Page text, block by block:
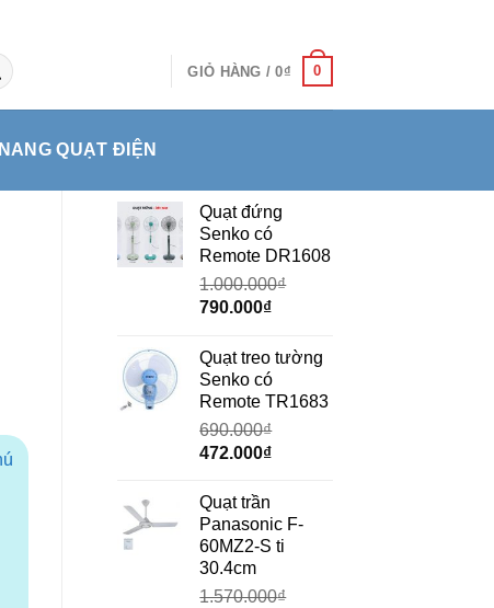
GIỎ HÀNG /0₫ 0
QUẠT ĐIỆN
Quạt đứng
Senko có
Remote DR1608
1.000.000₫
Giá
là:
1.000.000₫.
790.000₫Giá
tại
là:
790.000₫.
Quạt treo tường
Senko có
Remote TR1683
690.000₫
Giá
là:
690.000₫.
472.000₫Giá
là:
472.000₫.
Quạt trần
Panasonic F-
60MZ2-S ti
30.4cm
1.570.000₫